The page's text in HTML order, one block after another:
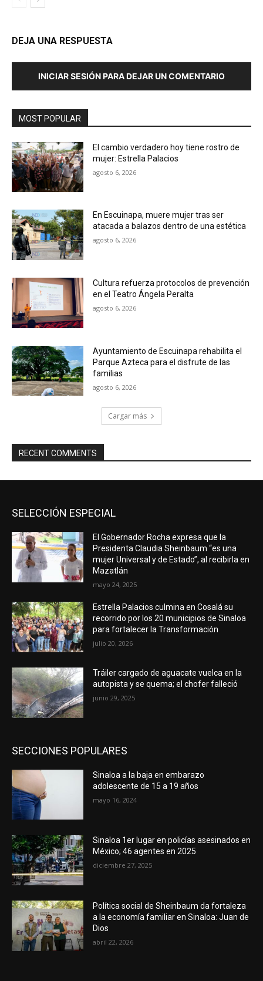
DEJA UNA RESPUESTA
INICIAR SESIÓN PARA DEJAR UN COMENTARIO
MOST POPULAR
El cambio verdadero hoy tiene rostro de
mujer: Estrella Palacios
agosto 6, 2026
En Escuinapa, muere mujer tras ser
atacada a balazos dentro de una estética
agosto 6, 2026
Cultura refuerza protocolos de prevención
en el Teatro Ángela Peralta
agosto 6, 2026
Ayuntamiento de Escuinapa rehabilita el
Parque Azteca para el disfrute de las
familias
agosto 6, 2026
Cargar más
RECENT COMMENTS
SELECCIÓN ESPECIAL
El Gobernador Rocha expresa que la
Presidenta Claudia Sheinbaum “es una
mujer Universal y de Estado”, al recibirla en
Mazatlán
mayo 24, 2025
Estrella Palacios culmina en Cosalá su
recorrido por los 20 municipios de Sinaloa
para fortalecer la Transformación
julio 20, 2026
Tráiler cargado de aguacate vuelca en la
autopista y se quema; el chofer falleció
junio 29, 2025
SECCIONES POPULARES
Sinaloa a la baja en embarazo
adolescente de 15 a 19 años
mayo 16, 2024
Sinaloa 1er lugar en policías asesinados en
México; 46 agentes en 2025
diciembre 27, 2025
Política social de Sheinbaum da fortaleza
a la economía familiar en Sinaloa: Juan de
Dios
abril 22, 2026